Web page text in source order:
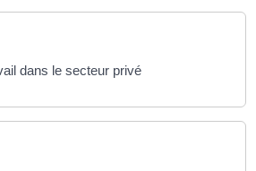
dans le secteur privé